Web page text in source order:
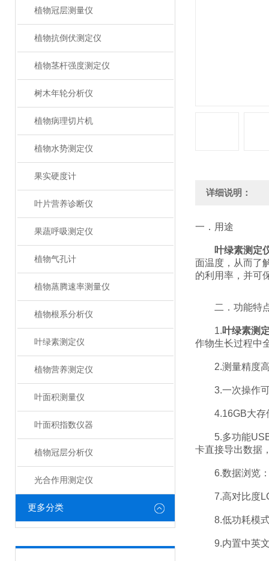
植物冠层测量仪
植物抗倒伏测定仪
植物茎杆强度测定仪
树木年轮分析仪
植物病理切片机
植物水势测定仪
果实硬度计
叶片营养诊断仪
果蔬呼吸测定仪
植物气孔计
植物蒸腾速率测量仪
植物根系分析仪
叶绿素测定仪
植物营养测定仪
叶面积测量仪
叶面积指数仪器
植物冠层分析仪
光合作用测定仪
更多分类
详细说明：
一．用途
叶绿素测定
面温度，从而了
的利用率，并可
二．功能特
1.叶绿素测
作物生长过程中
2.测量精度高(
3.一次操作可
4.16GB大存储
5.多功能USB
卡直接导出数据
6.数据浏览：
7.高对比度
8.低功耗模式
9.内置中英文